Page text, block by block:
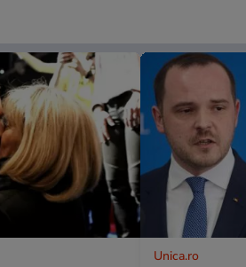
Unica.ro